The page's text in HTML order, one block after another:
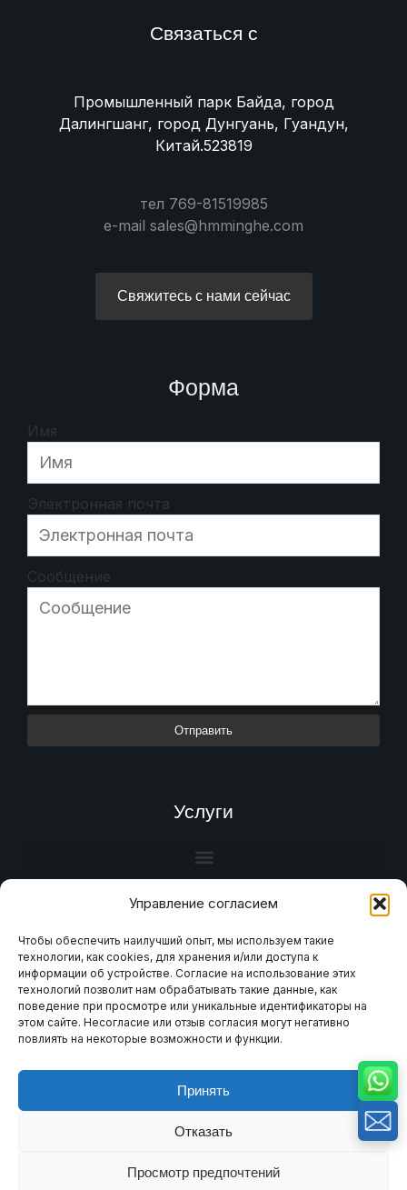
Управление согласием
Чтобы обеспечить наилучший опыт, мы используем такие
технологии, как cookies, для хранения и/или доступа к
информации об устройстве. Согласие на использование этих
технологий позволит нам обрабатывать такие данные, как
поведение при просмотре или уникальные идентификаторы на
этом сайте. Несогласие или отзыв согласия могут негативно
повлиять на некоторые возможности и функции.
Принять
Отказать
Просмотр предпочтений
Связаться с
Промышленный парк Байда, город
Далингшанг, город Дунгуань, Гуандун,
Китай.523819
тел 769-81519985
e-mail sales@hmminghe.com
Свяжитесь с нами сейчас
Форма
Имя
Электронная почта
Сообщение
Отправить
Услуги